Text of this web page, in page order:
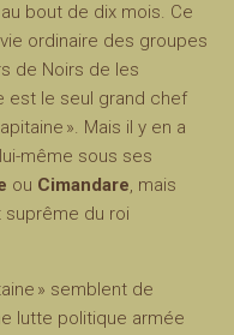
bout de dix mois. Ce
ordinaire des groupes
de Noirs de les
est le seul grand chef
». Mais il y en a
même sous ses
ou Cimandare, mais
du roi
» semblent de
lutte politique armée